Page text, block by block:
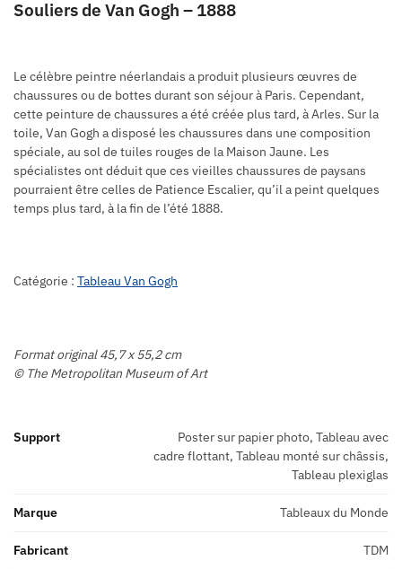
Souliers de Van Gogh – 1888
Le célèbre peintre néerlandais a produit plusieurs œuvres de
chaussures ou de bottes durant son séjour à Paris. Cependant,
cette peinture de chaussures a été créée plus tard, à Arles. Sur la
toile, Van Gogh a disposé les chaussures dans une composition
spéciale, au sol de tuiles rouges de la Maison Jaune. Les
spécialistes ont déduit que ces vieilles chaussures de paysans
pourraient être celles de Patience Escalier, qu’il a peint quelques
temps plus tard, à la fin de l’été 1888.
Catégorie : Tableau Van Gogh
Format original 45,7 x 55,2 cm
© The Metropolitan Museum of Art
Support
Poster sur papier photo, Tableau avec
cadre flottant, Tableau monté sur châssis,
Tableau plexiglas
Marque Tableaux du Monde
Fabricant TDM